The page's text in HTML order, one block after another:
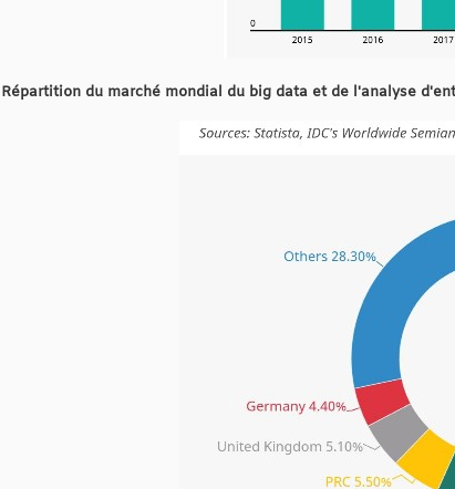
Répartition du marché mondial du big data et de l'analyse